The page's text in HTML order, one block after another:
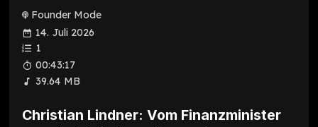
Founder Mode
14. Juli 2026
1
00:43:17
39.64 MB
Christian Lindner: Vom Finanzminister